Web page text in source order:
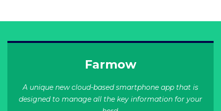
Farmow
A unique new cloud-based smartphone app that is
designed to manage all the key information for your